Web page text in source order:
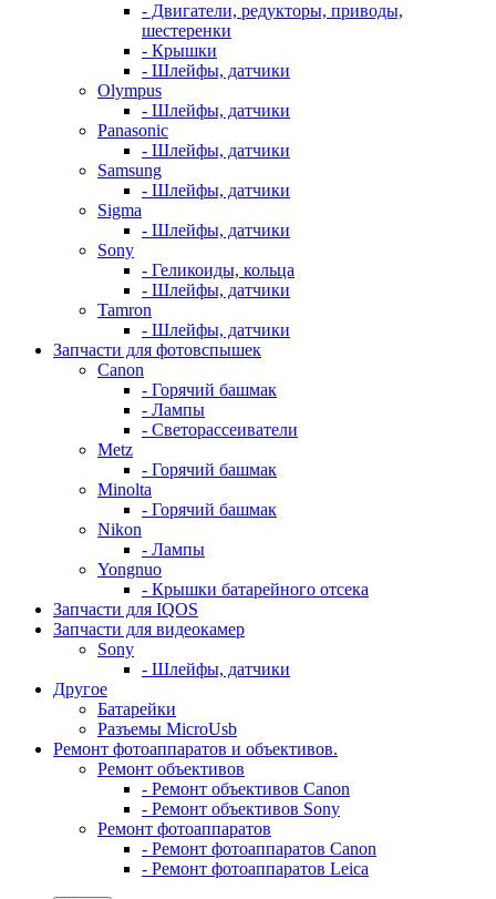
- Двигатели, редукторы, приводы,
шестеренки
- Крышки
- Шлейфы, датчики
Olympus
- Шлейфы, датчики
Panasonic
- Шлейфы, датчики
Samsung
- Шлейфы, датчики
Sigma
- Шлейфы, датчики
Sony
- Геликоиды, кольца
- Шлейфы, датчики
Tamron
- Шлейфы, датчики
Запчасти для фотовспышек
Canon
- Горячий башмак
- Лампы
- Светорассеиватели
Metz
- Горячий башмак
Minolta
- Горячий башмак
Nikon
- Лампы
Yongnuo
- Крышки батарейного отсека
Запчасти для IQOS
Запчасти для видеокамер
Sony
- Шлейфы, датчики
Другое
Батарейки
Разъемы MicroUsb
Ремонт фотоаппаратов и объективов.
Ремонт объективов
- Ремонт объективов Canon
- Ремонт объективов Sony
Ремонт фотоаппаратов
- Ремонт фотоаппаратов Canon
- Ремонт фотоаппаратов Leica